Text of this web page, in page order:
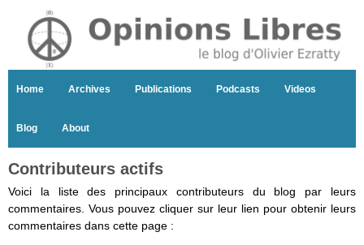
Home Archives Publications Podcasts Videos
Blog About
Contributeurs actifs
Voici la liste des principaux contributeurs du blog par leurs
commentaires. Vous pouvez cliquer sur leur lien pour obtenir leurs
commentaires dans cette page :